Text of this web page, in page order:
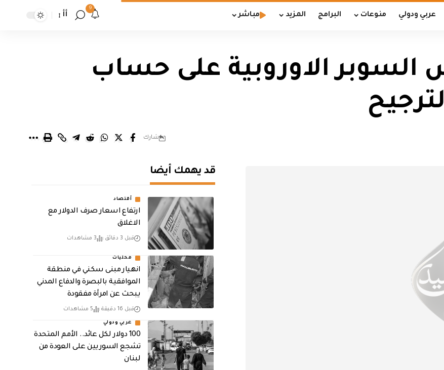
عربي ودولي منوعات البرامج المزيد مباشر
9
أأ
السوبر الاوروبية على حساب
شارك
قد يهمك أيضا
أقتصاد
ارتفاع اسعار صرف الدولار مع
الاغلاق
قبل 3 دقائق 3 مشاهدات
محليات
انهيار مبنى سكني في منطقة
الموافقية بالبصرة والدفاع المدني
يبحث عن امرأة مفقودة
قبل 16 دقيقة 5 مشاهدات
عربي ودولي
100 دولار لكل عائد.. الأمم المتحدة
تشجع السوريين على العودة من
لبنان